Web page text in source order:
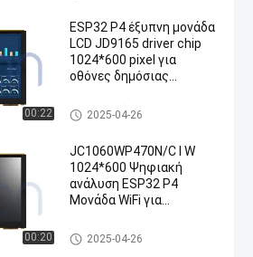
00:22
ESP32 P4 έξυπνη μονάδα
LCD JD9165 driver chip
1024*600 pixel για
οθόνες δημόσιας
Έξυπνη ενότητα LCD
2025-04-26
00:20
JC1060WP470N/C I W
1024*600 Ψηφιακή
ανάλυση ESP32 P4
Μονάδα WiFi για
αυτοματισμού
Έξυπνη ενότητα LCD
2025-04-26